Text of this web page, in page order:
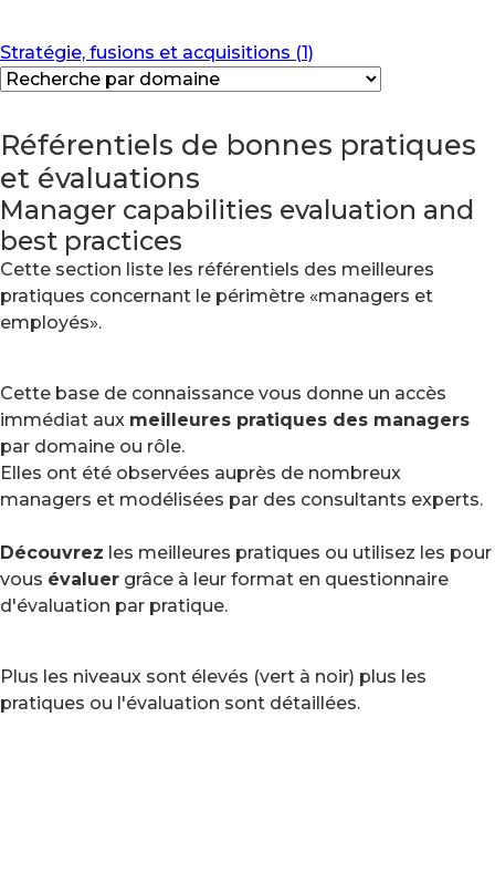
Stratégie, fusions et acquisitions (1)
Référentiels de bonnes pratiques
et évaluations
Manager capabilities evaluation and
best practices
Cette section liste les référentiels des meilleures
pratiques concernant le périmètre «managers et
employés».
Cette base de connaissance vous donne un accès
immédiat aux meilleures pratiques des managers
par domaine ou rôle.
Elles ont été observées auprès de nombreux
managers et modélisées par des consultants experts.
Découvrez les meilleures pratiques ou utilisez les pour
vous évaluer grâce à leur format en questionnaire
d'évaluation par pratique.
Plus les niveaux sont élevés (vert à noir) plus les
pratiques ou l'évaluation sont détaillées.